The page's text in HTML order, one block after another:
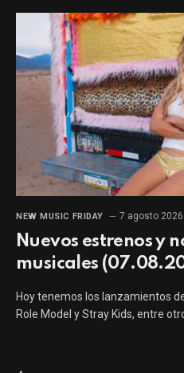
NEW MUSIC FRIDAY 7 agosto 2026
Nuevos estrenos y
musicales
Hoy tenemos los lanzamientos
Role Model y Stray Kids, entre